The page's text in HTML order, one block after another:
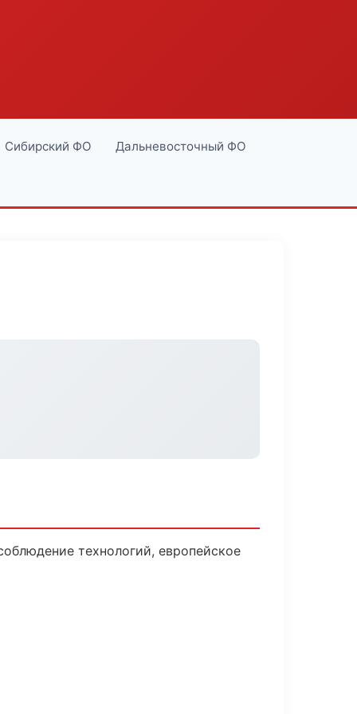
Сибирский ФО Дальневосточный ФО
технологий, европейское